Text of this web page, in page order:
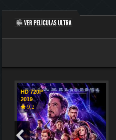
HD 720P
2019
9,2